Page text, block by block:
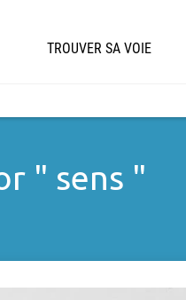
TROUVER SA VOIE
" sens "